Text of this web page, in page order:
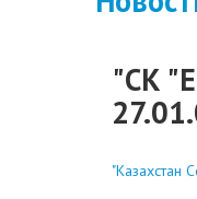
"СК
"Казахстан